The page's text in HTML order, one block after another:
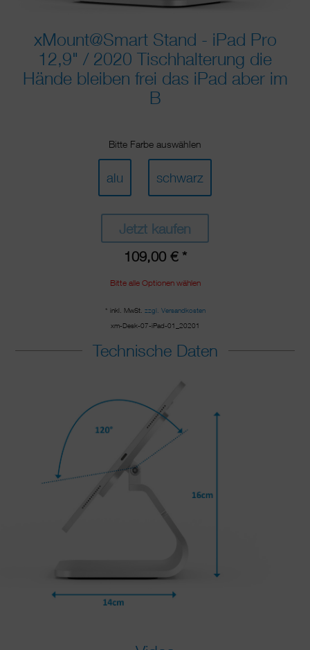
xMount@Smart Stand - iPad Pro
12,9" / 2020 Tischhalterung die
Hände bleiben frei das iPad aber im
B
Bitte Farbe auswählen
alu schwarz
Jetzt kaufen
109,00 € *
Bitte alle Optionen wählen
* inkl. MwSt. zzgl. Versandkosten
xm-Desk-07-iPad-01_20201
Technische Daten